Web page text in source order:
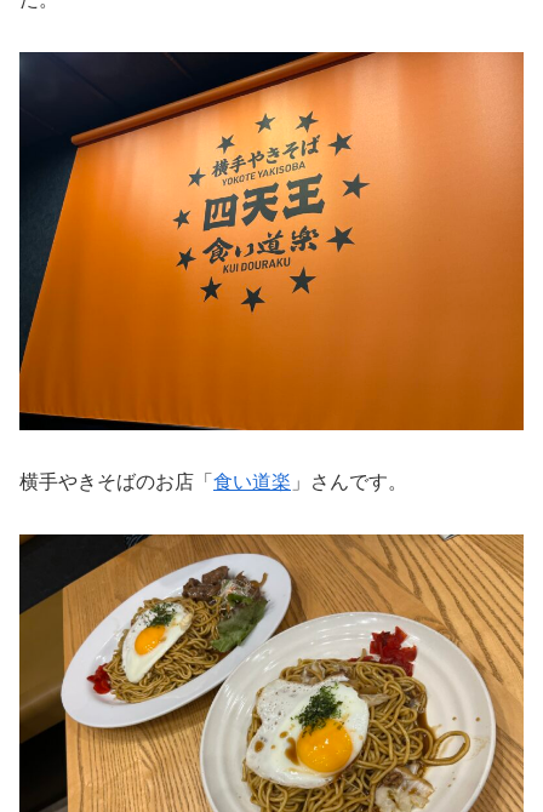
横手やきそばのお店「 食い道楽 」さんです。